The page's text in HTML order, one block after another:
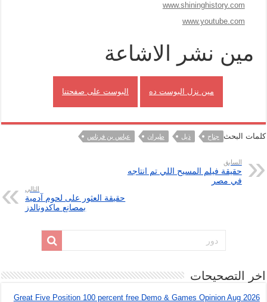
www.shininghistory.com
www.youtube.com
مين نشر الاشاعة
مين نزل البوست ده البوست على صفحتنا
كلمات البحث جناح ذيل طيران عباس بن فرناس
السابق
حقيقة فيلم المسيح اللي تم انتاجه
في مصر
التالي
حقيقة العثور على لحوم آدمية
بمصانع ماكدونالدز
اخر التصحيحات
Great Five Position 100 percent free Demo & Games Opinion Aug 2026